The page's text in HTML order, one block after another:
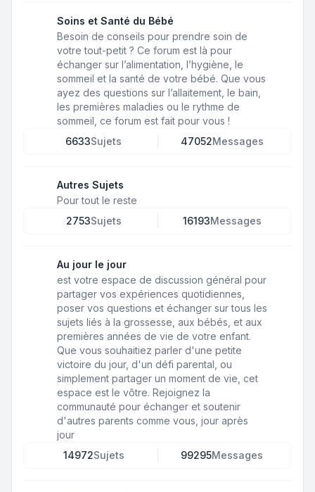
Soins et Santé du Bébé
Besoin de conseils pour prendre soin de
votre tout-petit ? Ce forum est là pour
échanger sur l’alimentation, l’hygiène, le
sommeil et la santé de votre bébé. Que vous
ayez des questions sur l’allaitement, le bain,
les premières maladies ou le rythme de
sommeil, ce forum est fait pour vous !
6633Sujets 47052Messages
Autres Sujets
Pour tout le reste
2753Sujets 16193Messages
Au jour le jour
est votre espace de discussion général pour
partager vos expériences quotidiennes,
poser vos questions et échanger sur tous les
sujets liés à la grossesse, aux bébés, et aux
premières années de vie de votre enfant.
Que vous souhaitiez parler d'une petite
victoire du jour, d'un défi parental, ou
simplement partager un moment de vie, cet
espace est le vôtre. Rejoignez la
communauté pour échanger et soutenir
d'autres parents comme vous, jour après
jour
14972Sujets 99295Messages